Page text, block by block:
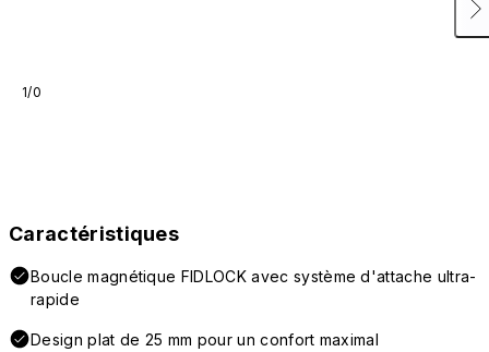
1/0
Caractéristiques
Boucle magnétique FIDLOCK avec système d'attache ultra-
rapide
Design plat de 25 mm pour un confort maximal